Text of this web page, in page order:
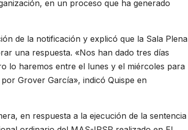
en un proceso que ha generado
de la notificación y explicó que la Sala Plena
una respuesta. «Nos han dado tres días
lo haremos entre el lunes y el miércoles para
Grover García», indicó Quispe en
en respuesta a la ejecución de la sentencia